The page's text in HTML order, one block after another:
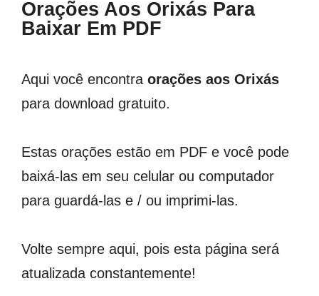
Orações Aos Orixás Para
Baixar Em PDF
Aqui você encontra orações aos Orixás
para download gratuito.
Estas orações estão em PDF e você pode
baixá-las em seu celular ou computador
para guardá-las e / ou imprimi-las.
Volte sempre aqui, pois esta página será
atualizada constantemente!